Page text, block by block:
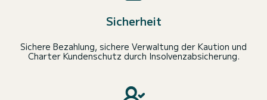
Sicherheit
Sichere Bezahlung, sichere Verwaltung der Kaution und
Charter Kundenschutz durch Insolvenzabsicherung.